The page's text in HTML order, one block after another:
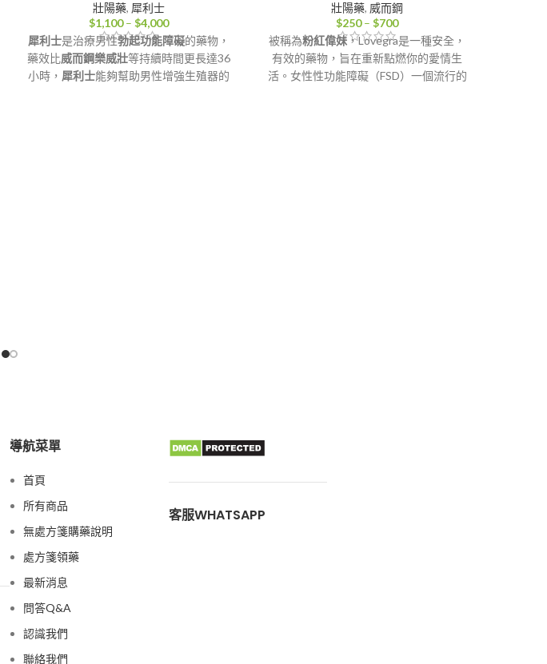
壯陽藥, 犀利士
$1,100 – $4,000價
格
範
圍：
$1,100
犀利士是治療男性勃起功能障礙的藥物，
藥效比威而鋼樂威壯等持續時間更長達36
小時， 犀利士能夠幫助男性增強生殖器的
壯陽藥, 威而鋼
$250 – $700價
格
範
圍：
$250
被稱為粉紅偉妹 ，Lovegra是一種安全，
有效的藥物，旨在重新點燃你的愛情生
活。女性性功能障礙（FSD）一個流行的
導航菜單
首頁
所有商品
無處方箋購藥說明
處方箋領藥
最新消息
問答Q&A
認識我們
聯絡我們
客服WHATSAPP